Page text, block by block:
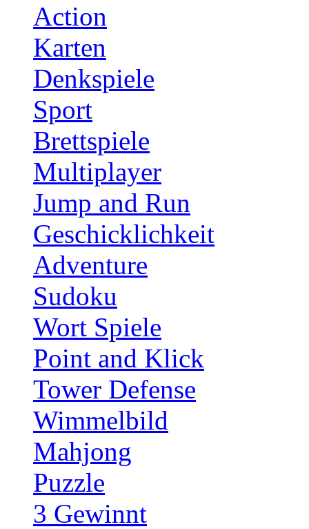
Action
Karten
Denkspiele
Sport
Brettspiele
Multiplayer
Jump and Run
Geschicklichkeit
Adventure
Sudoku
Wort Spiele
Point and Klick
Tower Defense
Wimmelbild
Mahjong
Puzzle
3 Gewinnt